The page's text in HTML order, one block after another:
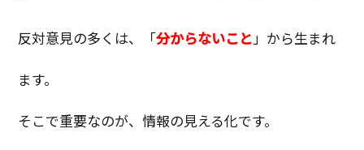
反対意見の多くは、「分からないこと 」から生まれ
ます。
そこで重要なのが、情報の見える化です。